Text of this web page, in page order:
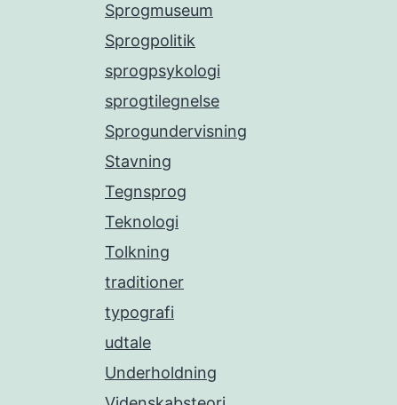
Sprogmuseum
Sprogpolitik
sprogpsykologi
sprogtilegnelse
Sprogundervisning
Stavning
Tegnsprog
Teknologi
Tolkning
traditioner
typografi
udtale
Underholdning